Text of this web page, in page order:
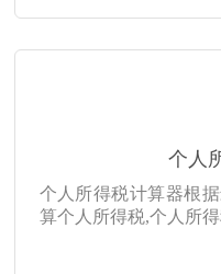
个人
个人所得税计算器根
算个人所得税,个人所